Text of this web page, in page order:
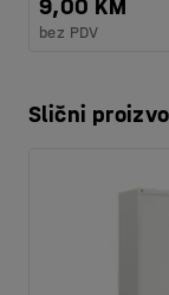
9,00 KM
bez PDV
Slični